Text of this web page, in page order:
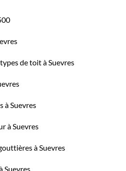
de toit à Suevres
à Suevres
à Suevres
à Suevres
Suevres